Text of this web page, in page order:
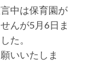
中は保育園が
んが5月6日ま
た。
いいたしま